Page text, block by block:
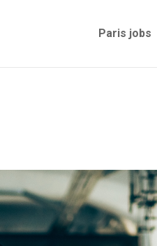
Paris jobs